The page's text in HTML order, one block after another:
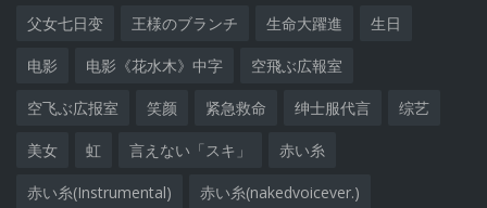
父女七日变 王様のブランチ 生命大躍進 生日
电影 电影《花水木》中字 空飛ぶ広報室
空飞ぶ広报室 笑颜 紧急救命 绅士服代言 综艺
美女 虹 言えない「スキ」 赤い糸
赤い糸(Instrumental) 赤い糸(nakedvoicever.)